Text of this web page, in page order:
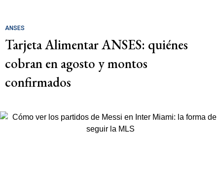
ANSES
Tarjeta Alimentar ANSES: quiénes
cobran en agosto y montos
confirmados